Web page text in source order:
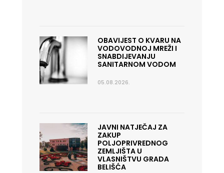
OBAVIJEST O KVARU NA
VODOVODNOJ MREŽI I
SNABDIJEVANJU
SANITARNOM VODOM
05.08.2026.
JAVNI NATJEČAJ ZA
ZAKUP
POLJOPRIVREDNOG
ZEMLJIŠTA U
VLASNIŠTVU GRADA
BELIŠĆA